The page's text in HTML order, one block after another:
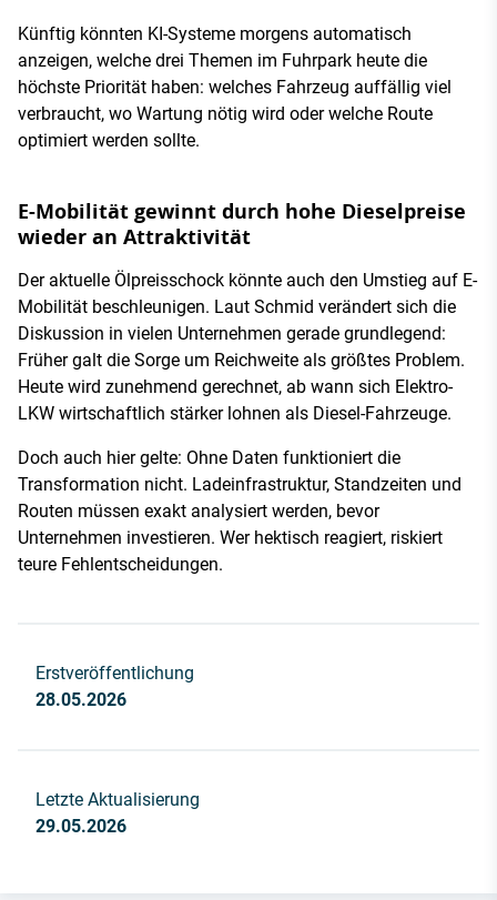
Künftig könnten KI-Systeme morgens automatisch
anzeigen, welche drei Themen im Fuhrpark heute die
höchste Priorität haben: welches Fahrzeug auffällig viel
verbraucht, wo Wartung nötig wird oder welche Route
optimiert werden sollte.
E-Mobilität gewinnt durch hohe Dieselpreise
wieder an Attraktivität
Der aktuelle Ölpreisschock könnte auch den Umstieg auf E-
Mobilität beschleunigen. Laut Schmid verändert sich die
Diskussion in vielen Unternehmen gerade grundlegend:
Früher galt die Sorge um Reichweite als größtes Problem.
Heute wird zunehmend gerechnet, ab wann sich Elektro-
LKW wirtschaftlich stärker lohnen als Diesel-Fahrzeuge.
Doch auch hier gelte: Ohne Daten funktioniert die
Transformation nicht. Ladeinfrastruktur, Standzeiten und
Routen müssen exakt analysiert werden, bevor
Unternehmen investieren. Wer hektisch reagiert, riskiert
teure Fehlentscheidungen.
Erstveröffentlichung
28.05.2026
Letzte Aktualisierung
29.05.2026